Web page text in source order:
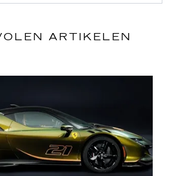
ARTIKELEN